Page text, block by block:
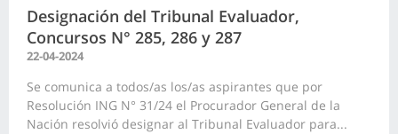
Designación del Tribunal Evaluador,
Concursos N° 285, 286 y 287
22-04-2024
Se comunica a todos/as los/as aspirantes que por
Resolución ING N° 31/24 el Procurador General de la
Nación resolvió designar al Tribunal Evaluador para...